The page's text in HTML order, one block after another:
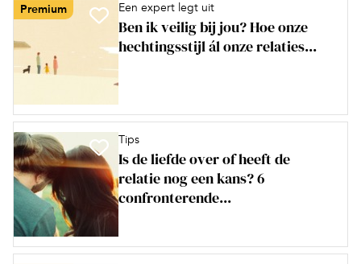
Premium Een expert legt uit
Ben ik veilig bij jou? Hoe onze
hechtingsstijl ál onze relaties...
Tips
Is de liefde over of heeft de
relatie nog een kans? 6
confronterende...